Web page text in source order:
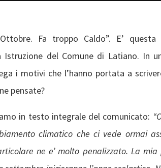
Fa troppo Caldo”. E’
Istruzione del Comune di Latiano. In
i motivi che l’hanno portata a
pensate?
in testo integrale del comunicato:
climatico che ci vede ormai
ne e’ molto penalizzato. La